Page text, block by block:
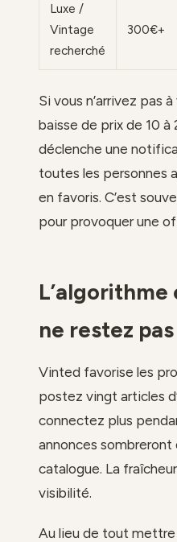
Luxe /
Vintage
recherché
300€+
Si vous n’arrivez pas
baisse de prix de 10
déclenche une
toutes les personnes
en favoris. C’est
pour provoquer une
ne restez
Vinted favorise les
postez vingt articles
connectez plus
annonces sombreront
catalogue. La
visibilité.
Au lieu de tout mettre